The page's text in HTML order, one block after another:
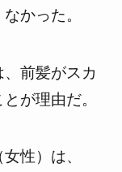
かった。
前髪がスカ
とが理由だ。
性）は、